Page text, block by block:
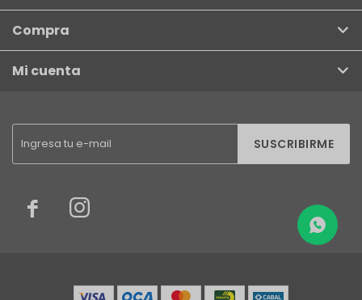
SUSCRIBIRME
 
Compra
Mi cuenta